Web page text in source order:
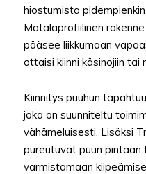
hiostumista
Matalaprofiilinen
pääsee liikkumaan
ottaisi kiinni käsinojiin tai
Kiinnitys puuhun
joka on suunniteltu
vähämeluisesti. Lisäksi
pureutuvat puun
varmistamaan